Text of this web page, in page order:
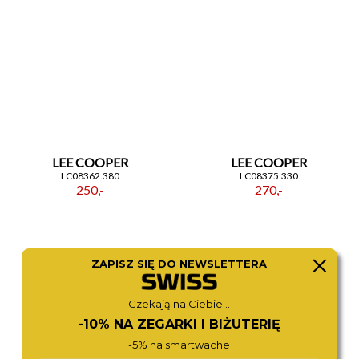
LEE COOPER
LC08362.380
250,-
LEE COOPER
LC08375.330
270,-
ZAPISZ SIĘ DO NEWSLETTERA
Czekają na Ciebie...
-10% NA ZEGARKI I BIŻUTERIĘ
-5% na smartwache